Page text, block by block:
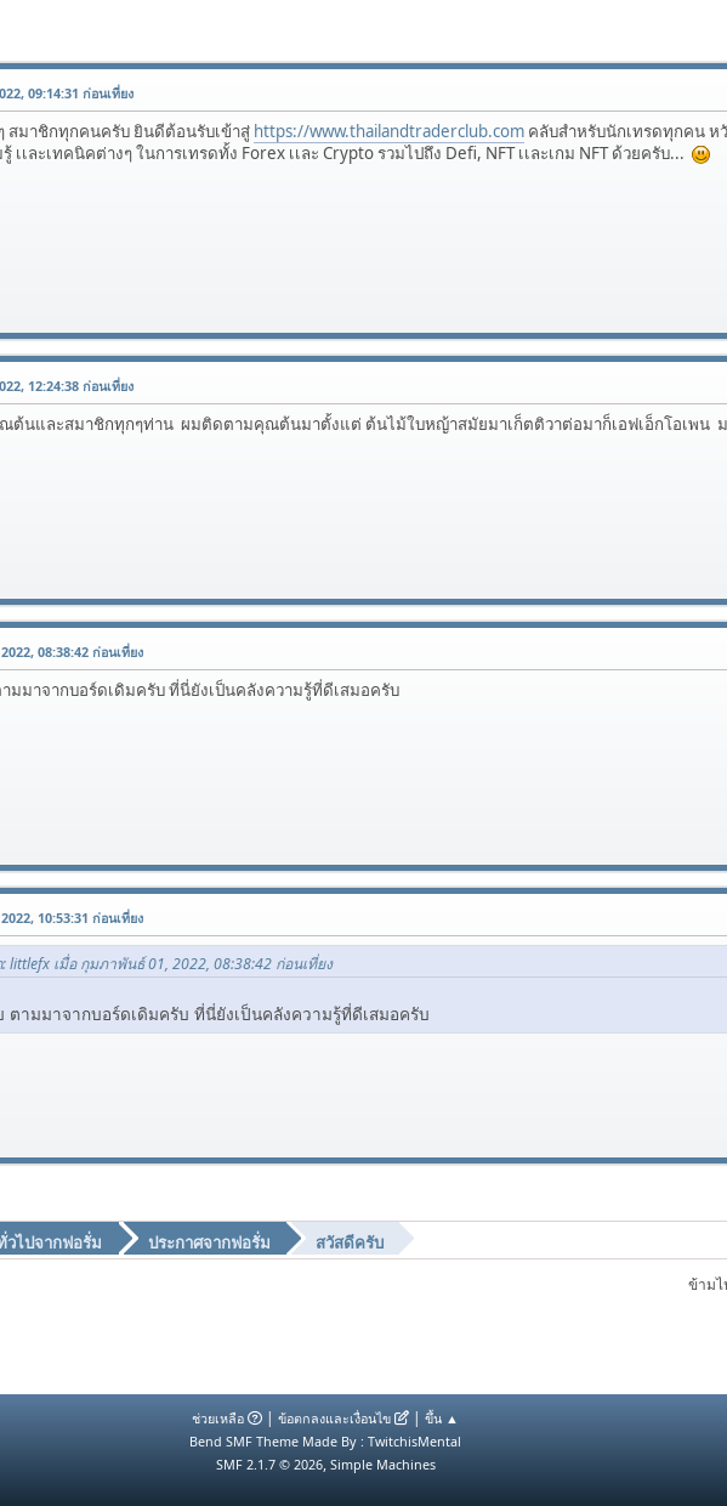
09:14:31 ก่อนเที่ยง
สมาชิกทุกคนครับ ยินดีต้อนรับเข้าสู่ https://www.thailandtraderclub.com คลับสำหรับนักเทรดทุกคน ห
เเละเทคนิคต่างๆ ในการเทรดทั้ง Forex เเละ Crypto รวมไปถึง Defi, NFT เเละเกม NFT ด้วยครับ...
12:24:38 ก่อนเที่ยง
ต้นและสมาชิกทุกๆท่าน ผมติดตามคุณต้นมาตั้งแต่ ต้นไม้ใบหญ้าสมัยมาเก็ตติวาต่อมาก็เอฟเอ็กโอเพน
08:38:42 ก่อนเที่ยง
มมาจากบอร์ดเดิมครับ ที่นี่ยังเป็นคลังความรู้ที่ดีเสมอครับ
10:53:31 ก่อนเที่ยง
littlefx เมื่อ กุมภาพันธ์ 01, 2022, 08:38:42 ก่อนเที่ยง
ตามมาจากบอร์ดเดิมครับ ที่นี่ยังเป็นคลังความรู้ที่ดีเสมอครับ
วไปจากฟอรั่ม ประกาศจากฟอรั่ม สวัสดีครับ
ข้าม
ช่วยเหลือ | ข้อตกลงและเงื่อนไข | ขึ้น ▲
Bend SMF Theme Made By : TwitchisMental
SMF 2.1.7 © 2026, Simple Machines